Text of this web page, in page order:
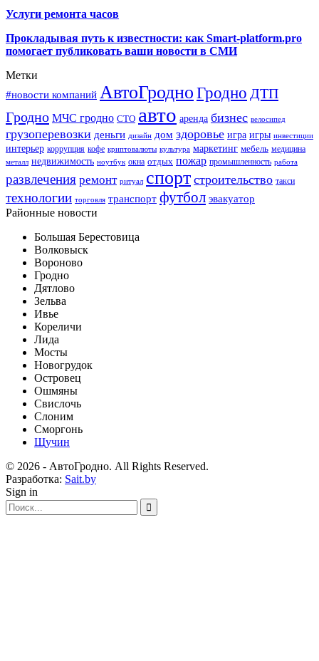
Услуги ремонта часов
Прокладывая путь к известности: как Smart-platform.pro
помогает публиковать ваши новости в СМИ
Метки
#новости компаний АвтоГродноГродно ДТП
Гродно МЧС гродно СТО авто аренда бизнес велосипед
грузоперевозки деньги дизайн дом здоровье игра игры инвестиции
интерьер коррупция кофе криптовалюты культура маркетинг мебель медицина
металл недвижимость ноутбук окна отдых пожар промышленность работа
развлечения ремонт ритуал спорт строительство такси
технологии торговля транспорт футбол эвакуатор
Районные новости
Большая Берестовица
Волковыск
Вороново
Гродно
Дятлово
Зельва
Ивье
Кореличи
Лида
Мосты
Новогрудок
Островец
Ошмяны
Свислочь
Слоним
Сморгонь
Щучин
© 2026 - АвтоГродно. All Rights Reserved.
Разработка: Sait.by
Sign in